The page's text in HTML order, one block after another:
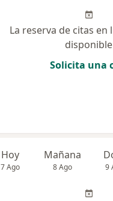
La reserva de citas en
disponible
Solicita una
Hoy
7 Ago
Mañana
8 Ago 9